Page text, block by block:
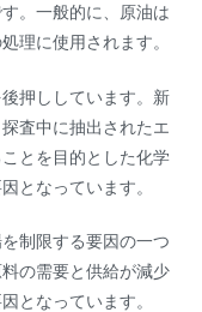
。一般的に、原油は
理に使用されます。
押ししています。新
査中に抽出されたエ
とを目的とした化学
となっています。
制限する要因の一つ
の需要と供給が減少
となっています。